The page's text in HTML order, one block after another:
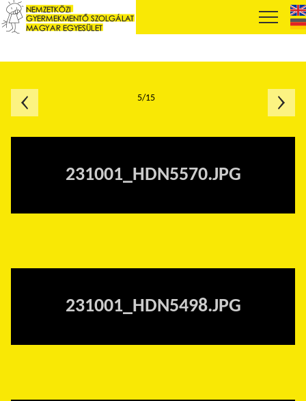
231001_HDN5570.JPG
231001_HDN5498.JPG
5/15